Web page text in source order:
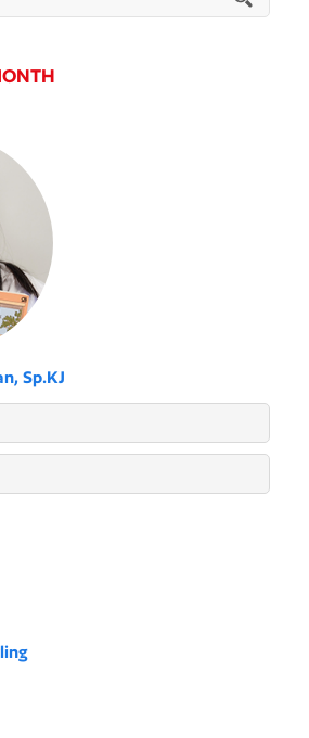
Sp.KJ